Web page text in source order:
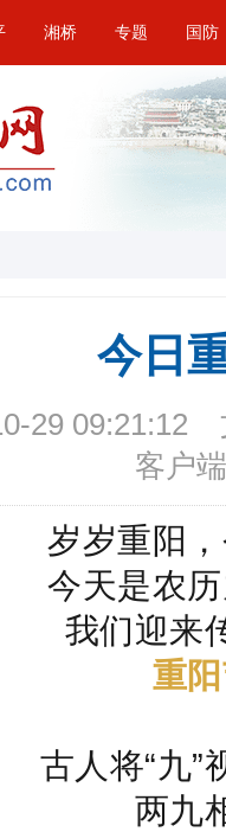
湘桥 专题 国防
今日
29 09:21:12
客户端
岁岁重阳
今天是农
我们迎来
重
古人将“九”
两九